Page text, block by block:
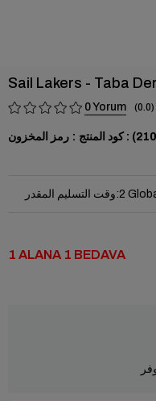
Sail Lakers - Taba
0 0.0
رمز المخزون
وقت التسليم المقدر:2
1 ALANA 1 BEDAVA